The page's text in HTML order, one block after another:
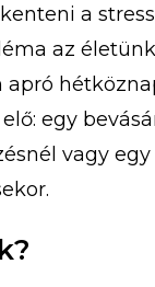
a
az
apró
egy
vagy egy